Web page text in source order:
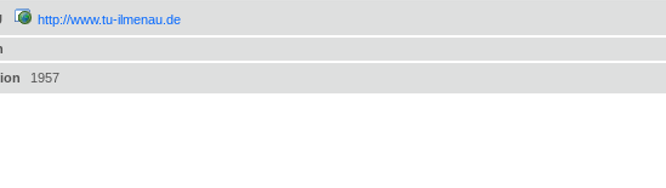
http://www.tu-ilmenau.de
1957